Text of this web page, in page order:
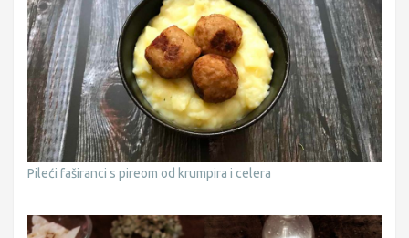
Pileći faširanci s pireom od krumpira i celera